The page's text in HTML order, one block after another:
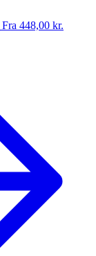
Fra 448,00 kr.